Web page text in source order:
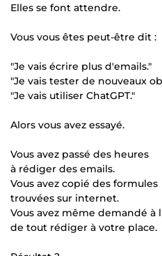
Elles se font attendre.
Vous vous êtes peut-être dit :
"Je vais écrire plus d'emails."
"Je vais tester de nouveaux
"Je vais utiliser ChatGPT."
Alors vous avez essayé.
Vous avez passé des heures
à rédiger des emails.
Vous avez copié des formules
trouvées sur internet.
Vous avez même demandé à
de tout rédiger à votre place.